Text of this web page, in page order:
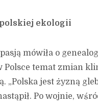
ekologii
mówiła o
Polsce temat zmian
„Polska jest żyzną
Po wojnie,